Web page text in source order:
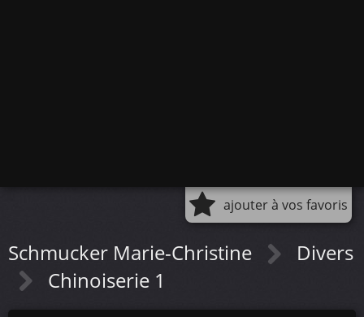
ajouter à vos favoris
Schmucker Marie-Christine
Divers
Chinoiserie 1